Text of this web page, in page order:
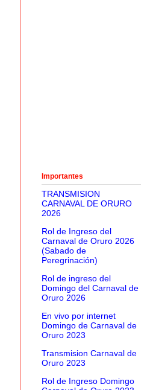
Importantes
TRANSMISION
CARNAVAL DE ORURO
2026
Rol de Ingreso del
Carnaval de Oruro 2026
(Sabado de
Peregrinación)
Rol de ingreso del
Domingo del Carnaval de
Oruro 2026
En vivo por internet
Domingo de Carnaval de
Oruro 2023
Transmision Carnaval de
Oruro 2023
Rol de Ingreso Domingo